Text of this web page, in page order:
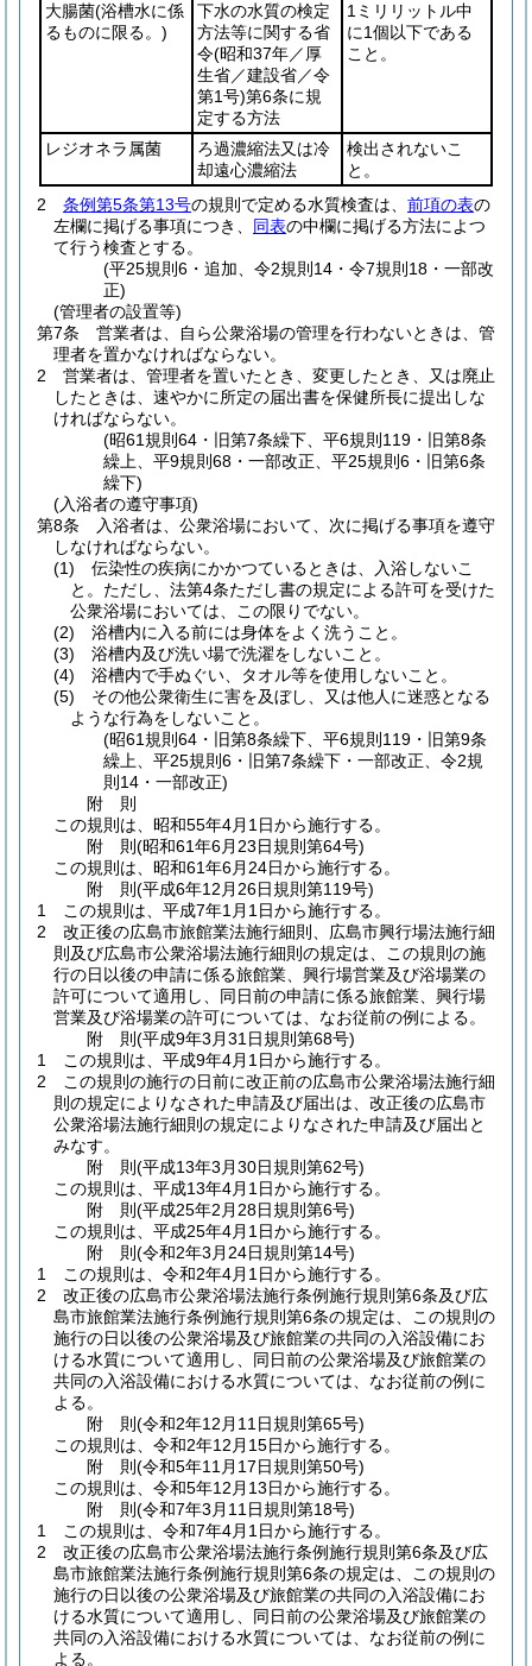
大腸菌(浴槽水に係
るものに限る。)
下水の水質の検定
方法等に関する省
令(昭和37年／厚
生省／建設省／令
第1号)第6条に規
定する方法
1ミリリットル中
に1個以下である
こと。
レジオネラ属菌
ろ過濃縮法又は冷
却遠心濃縮法
検出されないこ
と。
2
条例第5条第13号の規則で定める水質検査は、 前項の表の
左欄に掲げる事項につき、 同表の中欄に掲げる方法によつ
て行う検査とする。
(平25規則6・追加、令2規則14・令7規則18・一部改
正)
(管理者の設置等)
第7条
営業者は、自ら公衆浴場の管理を行わないときは、管
理者を置かなければならない。
2
営業者は、管理者を置いたとき、変更したとき、又は廃止
したときは、速やかに所定の届出書を保健所長に提出しな
ければならない。
(昭61規則64・旧第7条繰下、平6規則119・旧第8条
繰上、平9規則68・一部改正、平25規則6・旧第6条
繰下)
(入浴者の遵守事項)
第8条
入浴者は、公衆浴場において、次に掲げる事項を遵守
しなければならない。
(1)
伝染性の疾病にかかつているときは、入浴しないこ
と。 ただし、法第4条ただし書の規定による許可を受けた
公衆浴場においては、この限りでない。
(2)
浴槽内に入る前には身体をよく洗うこと。
(3)
浴槽内及び洗い場で洗濯をしないこと。
(4)
浴槽内で手ぬぐい、タオル等を使用しないこと。
(5)
その他公衆衛生に害を及ぼし、又は他人に迷惑となる
ような行為をしないこと。
(昭61規則64・旧第8条繰下、平6規則119・旧第9条
繰上、平25規則6・旧第7条繰下・一部改正、令2規
則14・一部改正)
附 則
この規則は、昭和55年4月1日から施行する。
附 則(昭和61年6月23日規則第64号)
この規則は、昭和61年6月24日から施行する。
附 則(平成6年12月26日規則第119号)
1
この規則は、平成7年1月1日から施行する。
2
改正後の広島市旅館業法施行細則、広島市興行場法施行細
則及び広島市公衆浴場法施行細則の規定は、この規則の施
行の日以後の申請に係る旅館業、興行場営業及び浴場業の
許可について適用し、同日前の申請に係る旅館業、興行場
営業及び浴場業の許可については、なお従前の例による。
附 則(平成9年3月31日規則第68号)
1
この規則は、平成9年4月1日から施行する。
2
この規則の施行の日前に改正前の広島市公衆浴場法施行細
則の規定によりなされた申請及び届出は、改正後の広島市
公衆浴場法施行細則の規定によりなされた申請及び届出と
みなす。
附 則(平成13年3月30日規則第62号)
この規則は、平成13年4月1日から施行する。
附 則(平成25年2月28日規則第6号)
この規則は、平成25年4月1日から施行する。
附 則(令和2年3月24日規則第14号)
1
この規則は、令和2年4月1日から施行する。
2
改正後の広島市公衆浴場法施行条例施行規則第6条及び広
島市旅館業法施行条例施行規則第6条の規定は、この規則の
施行の日以後の公衆浴場及び旅館業の共同の入浴設備にお
ける水質について適用し、同日前の公衆浴場及び旅館業の
共同の入浴設備における水質については、なお従前の例に
よる。
附 則(令和2年12月11日規則第65号)
この規則は、令和2年12月15日から施行する。
附 則(令和5年11月17日規則第50号)
この規則は、令和5年12月13日から施行する。
附 則(令和7年3月11日規則第18号)
1
この規則は、令和7年4月1日から施行する。
2
改正後の広島市公衆浴場法施行条例施行規則第6条及び広
島市旅館業法施行条例施行規則第6条の規定は、この規則の
施行の日以後の公衆浴場及び旅館業の共同の入浴設備にお
ける水質について適用し、同日前の公衆浴場及び旅館業の
共同の入浴設備における水質については、なお従前の例に
よる。